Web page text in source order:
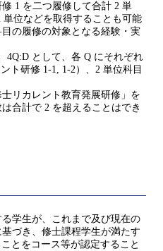
1 を二つ履修して合計 2 単
位などを取得することも可能
の履修の対象となる経験・実
4Q:D として、各 Q にそれぞれ
ト研修 1-1, 1-2）、2 単位科目
リカレント教育発展研修」を
合計で 2 を超えることはでき
学生が、これまで及び現在の
づき、修士課程学生が満たす
とをコース等が認定すること